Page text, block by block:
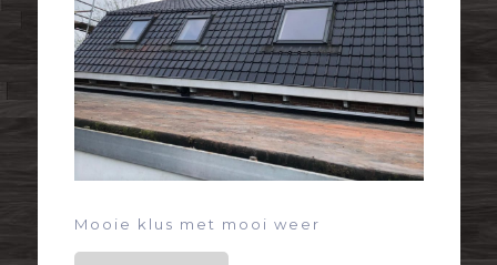
Mooie klus met mooi weer